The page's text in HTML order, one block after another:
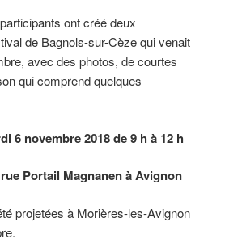
ont créé deux
de Bagnols-sur-Cèze qui venait
avec des photos, de courtes
qui comprend quelques
6 novembre 2018 de 9 h à 12 h
Portail Magnanen à Avignon
projetées à Morières-les-Avignon